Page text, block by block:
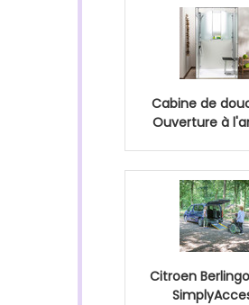
Cabine de
Ouverture à
Citroen